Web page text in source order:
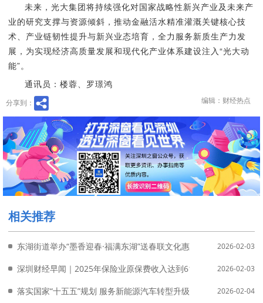
未来，光大集团将持续强化对国家战略性新兴产业及未来产
业的研究支撑与资源倾斜，推动金融活水精准灌溉关键核心技
术、产业链韧性提升与新兴业态培育，全力服务新质生产力发
展，为实现经济高质量发展和现代化产业体系建设注入“光大动
能”。
通讯员：楼蓉、罗璟鸿
分享到： 编辑：财经热点
相关推荐
东湖街道举办“墨香迎春·福满东湖”送春联文化惠民活动 2026-02-03
深圳财经早闻｜2025年保险业原保费收入达到61194亿元，同比增
2026-02-03
落实国家“十五五”规划 服务新能源汽车转型升级|光大金融研究院
2026-02-04